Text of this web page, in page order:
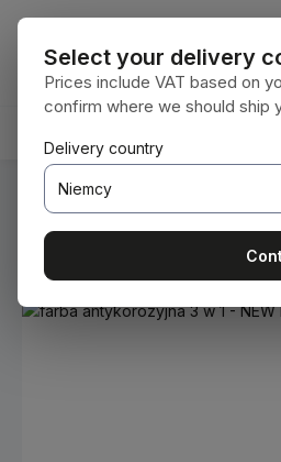
do głównej zawartości
Przejdź do wyszukiwania
Przejdź do głównej nawigacji
Jesteś tutaj: Home Materiały
Pomiń galerię zdjęć
Select your delivery
Prices include VAT based on
confirm where we should ship
Delivery country